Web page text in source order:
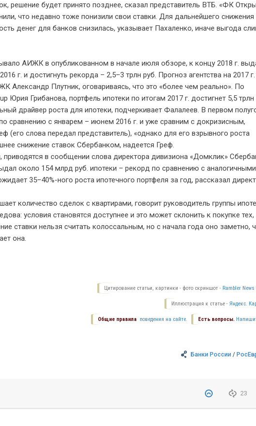
решение будет принято позднее, сказал представитель ВТБ. «ФК
что недавно тоже понизили свои ставки. Для дальнейшего снижения
денег для банков снизилась, указывает Пахаленко, иначе выгода
АИЖК в опубликованном в начале июля обзоре, к концу 2018 г.
г. и достигнуть рекорда – 2,5–3 трлн руб. Прогноз агентства на 2017
Александр Плутник, оговариваясь, что это «более чем реально». По
Юрия Грибанова, портфель ипотеки по итогам 2017 г. достигнет 5,5 трлн
драйвер роста для ипотеки, подчеркивает Фалалеев. В первом
сравнению с январем – июнем 2016 г. и уже сравним с докризисным,
(его слова передал представитель), «однако для его взрывного роста
снижение ставок Сбербанком, надеется Греф.
в сообщении слова директора дивизиона «Домклик»
около 154 млрд руб. ипотеки – рекорд по сравнению с аналогичными
35–40%-ного роста ипотечного портфеля за год, рассказал
количество сделок с квартирами, говорит руководитель группы
условия становятся доступнее и это может склонить к покупке тех,
ставки нельзя считать колоссальным, но с начала года оно заметно,
она.
Цитирование статьи, картинки - фото скриншот - Rambler News
Иллюстрация к статье - Яндекс.
Есть вопросы.
Общие правила поведения на сайте.
Банки России /
23